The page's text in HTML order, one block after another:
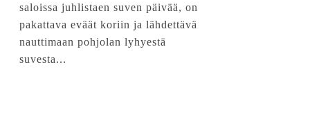
saloissa juhlistaen suven päivää, on
pakattava eväät koriin ja lähdettävä
nauttimaan pohjolan lyhyestä
suvesta...